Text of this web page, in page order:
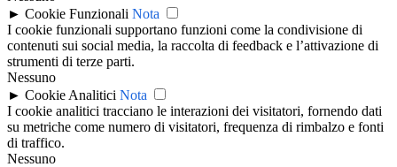
► Cookie Funzionali Nota
I cookie funzionali supportano funzioni come la condivisione di
contenuti sui social media, la raccolta di feedback e l’attivazione di
strumenti di terze parti.
Nessuno
► Cookie Analitici Nota
I cookie analitici tracciano le interazioni dei visitatori, fornendo dati
su metriche come numero di visitatori, frequenza di rimbalzo e fonti
di traffico.
Nessuno